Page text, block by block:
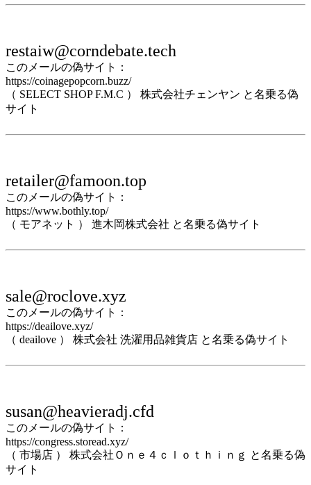
restaiw@corndebate.tech
このメールの偽サイト：
https://coinagepopcorn.buzz/
（ SELECT SHOP F.M.C ） 株式会社チェンヤン と名乗る偽
サイト
retailer@famoon.top
このメールの偽サイト：
https://www.bothly.top/
（ モアネット ） 進木岡株式会社 と名乗る偽サイト
sale@roclove.xyz
このメールの偽サイト：
https://deailove.xyz/
（ deailove ） 株式会社 洗濯用品雑貨店 と名乗る偽サイト
susan@heavieradj.cfd
このメールの偽サイト：
https://congress.storead.xyz/
（ 市場店 ） 株式会社Ｏｎｅ４ｃｌｏｔｈｉｎｇ と名乗る偽
サイト